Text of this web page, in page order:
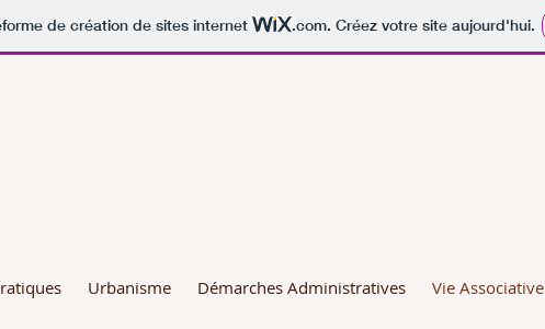
de création de sites internet .com. Créez votre site aujourd'hui.
Urbanisme Démarches Administratives Vie Associative